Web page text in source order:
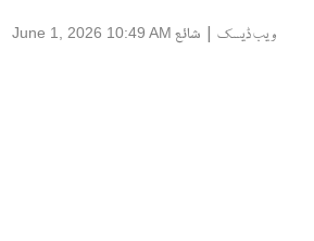
ویب ڈیسک | شائع June 1, 2026 10:49 AM